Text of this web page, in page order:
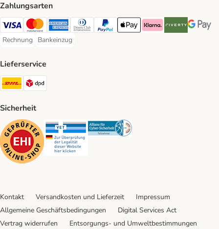
Zahlungsarten
Visa Payment Method
Mastercard Payment Method
American Express Payment Method
Diners Club Payment Method
PayPal Payment Method
Apple Pay Payment Method
Klarna Payment Method
Riverty Payment
Google
Rechnung
Rechnung Payment Method
Bankeinzug
Bankeinzug Payment Method
Lieferservice
DHL Shipping Method
Sicherheit
Security Security Security
Kontakt Versandkosten und Lieferzeit
Impressum
Allgemeine Geschäftsbedingungen
Digital Services Act
Vertrag widerrufen
Entsorgungs- und Umweltbestimmungen